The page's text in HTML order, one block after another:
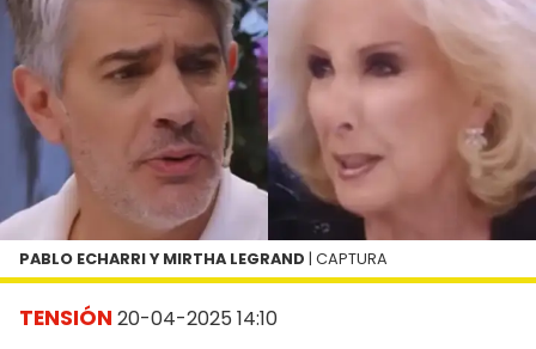
TENSIÓN 20-04-2025 14:10
PABLO ECHARRI Y MIRTHA LEGRAND | CAPTURA